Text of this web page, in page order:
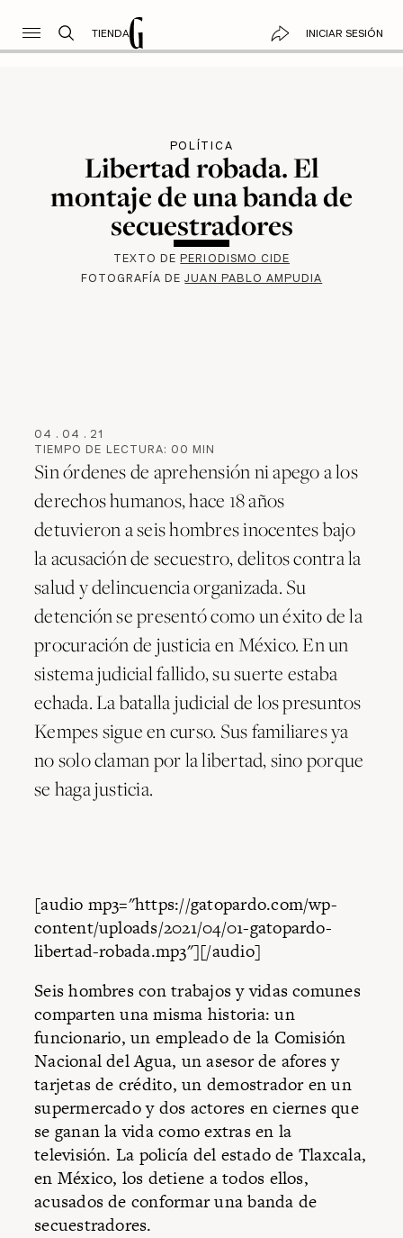
TIENDA INICIAR SESIÓN
POLÍTICA
Libertad robada. El
montaje de una banda de
secuestradores
TEXTO DEPERIODISMO CIDE
FOTOGRAFÍA DEJUAN PABLO AMPUDIA
04 . 04 . 21
TIEMPO DE LECTURA: 00 MIN
Sin órdenes de aprehensión ni apego a los
derechos humanos, hace 18 años
detuvieron a seis hombres inocentes bajo
la acusación de secuestro, delitos contra la
salud y delincuencia organizada. Su
detención se presentó como un éxito de la
procuración de justicia en México. En un
sistema judicial fallido, su suerte estaba
echada. La batalla judicial de los presuntos
Kempes sigue en curso. Sus familiares ya
no solo claman por la libertad, sino porque
se haga justicia.
[audio mp3="https://gatopardo.com/wp-
content/uploads/2021/04/01-gatopardo-
libertad-robada.mp3"][/audio]
Seis hombres con trabajos y vidas comunes
comparten una misma historia: un
funcionario, un empleado de la Comisión
Nacional del Agua, un asesor de afores y
tarjetas de crédito, un demostrador en un
supermercado y dos actores en ciernes que
se ganan la vida como extras en la
televisión. La policía del estado de Tlaxcala,
en México, los detiene a todos ellos,
acusados de conformar una banda de
secuestradores.